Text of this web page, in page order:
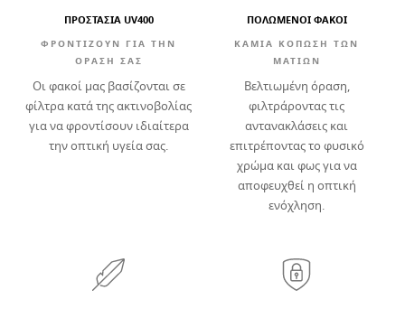
ΠΡΟΣΤΑΣΙΑ UV400
ΦΡΟΝΤΙΖΟΥΝ ΓΙΑ ΤΗΝ
ΟΡΑΣΗ ΣΑΣ
Οι φακοί μας βασίζονται σε
φίλτρα κατά της ακτινοβολίας
για να φροντίσουν ιδιαίτερα
την οπτική υγεία σας.
ΠΟΛΩΜΕΝΟΙ ΦΑΚΟΙ
ΚΑΜΊΑ ΚΌΠΩΣΗ ΤΩΝ
ΜΑΤΙΏΝ
Βελτιωμένη όραση,
φιλτράροντας τις
αντανακλάσεις και
επιτρέποντας το φυσικό
χρώμα και φως για να
αποφευχθεί η οπτική
ενόχληση.